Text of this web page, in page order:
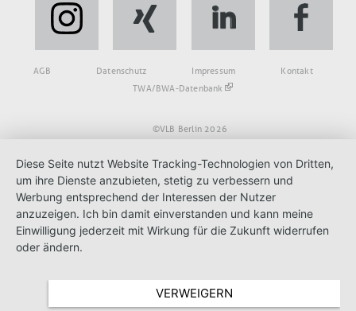
©VLB Berlin 2026
Fußbereich
AGB Datenschutz Impressum
Kontakt
TWA/BWA-Datenbank
Diese Seite nutzt Website Tracking-Technologien von Dritten,
um ihre Dienste anzubieten, stetig zu verbessern und
Werbung entsprechend der Interessen der Nutzer
anzuzeigen. Ich bin damit einverstanden und kann meine
Einwilligung jederzeit mit Wirkung für die Zukunft widerrufen
oder ändern.
VERWEIGERN